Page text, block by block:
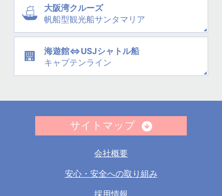
大阪湾クルーズ
帆船型観光船サンタマリア
海遊館⇔USJシャトル船
キャプテンライン
サイトマップ
会社概要
安心・安全への取り組み